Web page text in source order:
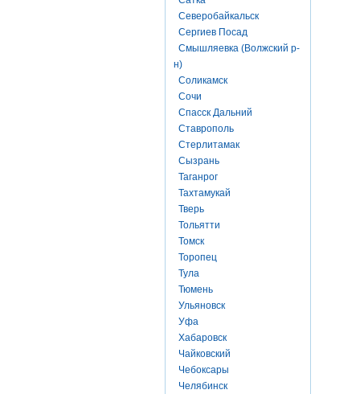
Северобайкальск
Сергиев Посад
Смышляевка (Волжский р-
н)
Соликамск
Сочи
Спасск Дальний
Ставрополь
Стерлитамак
Сызрань
Таганрог
Тахтамукай
Тверь
Тольятти
Томск
Торопец
Тула
Тюмень
Ульяновск
Уфа
Хабаровск
Чайковский
Чебоксары
Челябинск